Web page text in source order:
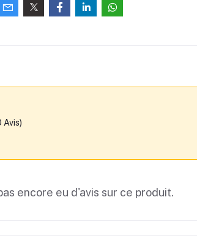
Avis)
encore eu d'avis sur ce produit.